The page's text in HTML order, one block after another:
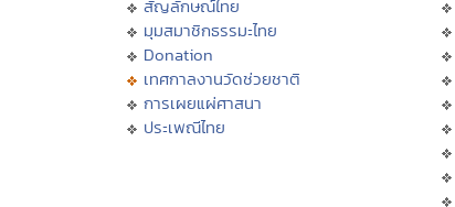
สัญลักษณ์ไทย
มุมสมาชิกธรรมะไทย
Donation
เทศกาลงานวัดช่วยชาติ
การเผยแผ่ศาสนา
ประเพณีไทย